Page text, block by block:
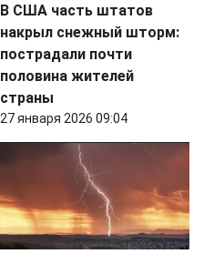
В США часть штатов
накрыл снежный шторм:
пострадали почти
половина жителей
страны
27 января 2026 09:04